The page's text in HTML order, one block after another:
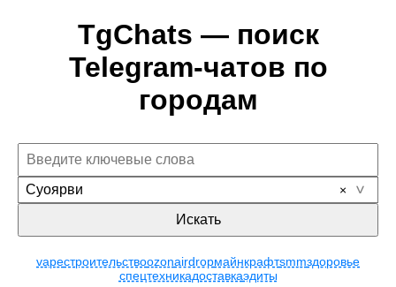
TgChats — поиск
Telegram-чатов по
городам
Суоярви
Искать
vapeстроительствоozonairdropмайнкрафтsmmздоровье
спецтехникадоставкаэдиты